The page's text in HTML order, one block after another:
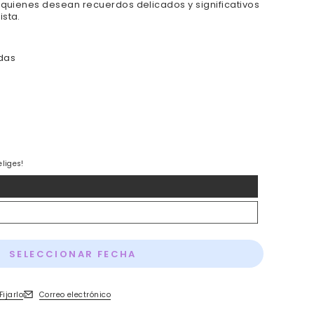
desean recuerdos delicados y significativos
SELECCIONAR FECHA
ventana nueva.
Fijarloen una ventana nueva.
Correo electrónico
Se abre en una ventana nueva.